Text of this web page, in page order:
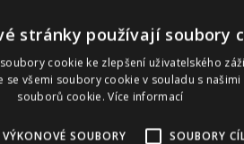
stránky používají soubory
cookie ke zlepšení uživatelského
se všemi soubory cookie v souladu s
souborů cookie.Více informací
VÝKONOVÉ SOUBORY SOUBORY